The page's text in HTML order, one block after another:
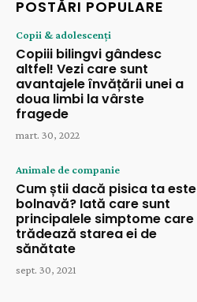
POSTĂRI POPULARE
Copii & adolescenți
Copiii bilingvi gândesc
altfel! Vezi care sunt
avantajele învățării unei a
doua limbi la vârste
fragede
mart. 30, 2022
Animale de companie
Cum știi dacă pisica ta este
bolnavă? Iată care sunt
principalele simptome care
trădează starea ei de
sănătate
sept. 30, 2021